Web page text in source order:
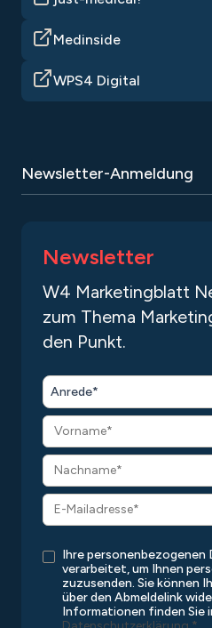
Medinside
WPS4 Digital
Newsletter-Anmeldung
Newsletter
W4 Marketingblatt
zum Thema
den Punkt.
Anrede*
Ihre personenbezogenen
verarbeitet, um Ihnen
zuzusenden. Sie können
über den Abmeldelink
Informationen finden Sie